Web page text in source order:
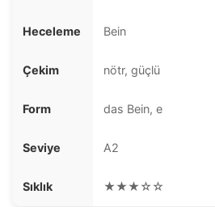
Heceleme Bein
Çekim nötr, güçlü
Form das Bein, e
Seviye A2
Sıklık ★★★☆☆